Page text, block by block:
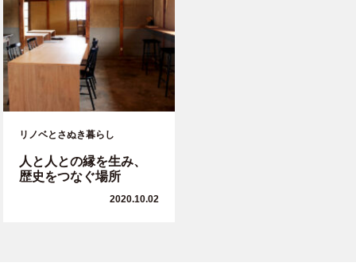
リノベとさぬき暮らし
人と人との縁を生み、
歴史をつなぐ場所
2020.10.02